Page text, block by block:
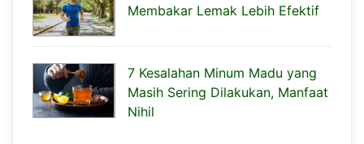
Membakar Lemak Lebih Efektif
7 Kesalahan Minum Madu yang
Masih Sering Dilakukan, Manfaat
Nihil